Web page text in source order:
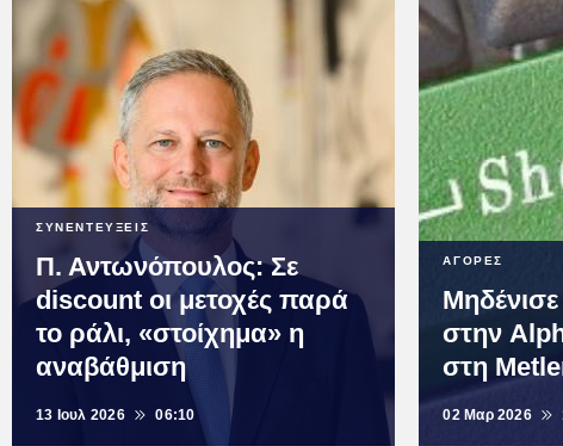
ΣΥΝΕΝΤΕΥΞΕΙΣ
Π. Αντωνόπουλος: Σε
discount οι μετοχές παρά
το ράλι, «στοίχημα» η
αναβάθμιση
13 Ιουλ 2026 06:10
ΑΓΟΡΕΣ
στην
στη
02 Μαρ 2026